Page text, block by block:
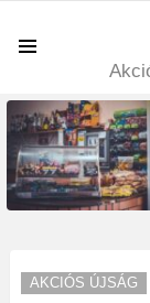
LATEST
STORIES
AKCIÓS ÚJSÁG